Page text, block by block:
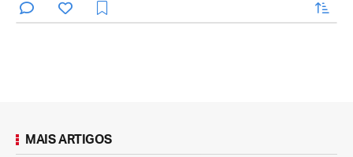
enviar
MAIS ARTIGOS